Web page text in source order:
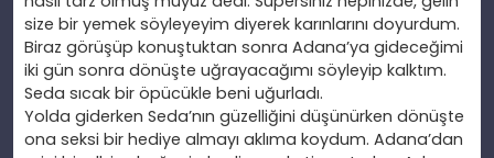
size bir yemek söyleyeyim diyerek karınlarını doyurdum.
Biraz görüşüp konuştuktan sonra Adana’ya gideceğimi
iki gün sonra dönüşte uğrayacağımı söyleyip kalktım.
Seda sıcak bir öpücükle beni uğurladı.
Yolda giderken Seda’nın güzelliğini düşünürken dönüşte
ona seksi bir hediye almayı aklıma koydum. Adana’dan